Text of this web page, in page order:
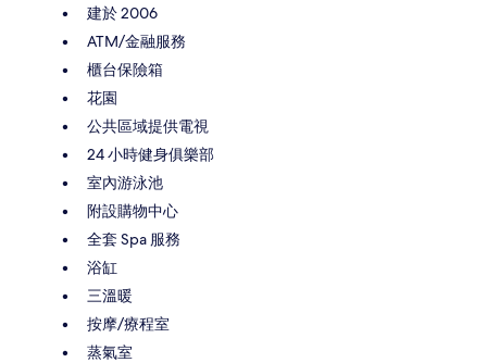
建於 2006
ATM/金融服務
櫃台保險箱
花園
公共區域提供電視
24 小時健身俱樂部
室內游泳池
附設購物中心
全套 Spa 服務
浴缸
三溫暖
按摩/療程室
蒸氣室